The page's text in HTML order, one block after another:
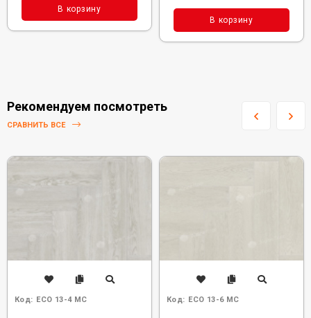
В корзину
В корзину
Рекомендуем посмотреть
СРАВНИТЬ ВСЕ
Код: ECO 13-4 MC Код: ECO 13-6 MC